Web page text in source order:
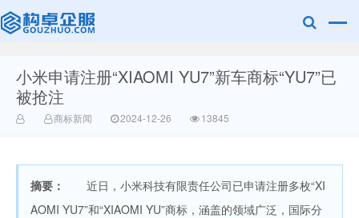
赣州兰之新知
小米申请注册“XIAOMI YU7”新车商标“YU7”已
被抢注
商标新闻 2024-12-26 13845
摘要：
近日，小米科技有限责任公司已申请注册多枚“XI
AOMI YU7”和“XIAOMI YU”商标，涵盖的领域广泛，国际分